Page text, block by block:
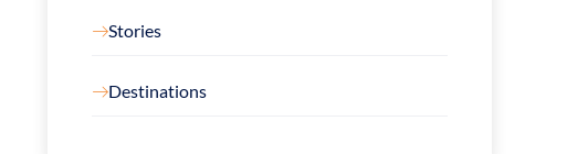
Stories
Destinations